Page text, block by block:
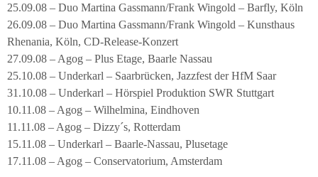
25.09.08 – Duo Martina Gassmann/Frank Wingold – Barfly, Köln
26.09.08 – Duo Martina Gassmann/Frank Wingold – Kunsthaus
Rhenania, Köln, CD-Release-Konzert
27.09.08 – Agog – Plus Etage, Baarle Nassau
25.10.08 – Underkarl – Saarbrücken, Jazzfest der HfM Saar
31.10.08 – Underkarl – Hörspiel Produktion SWR Stuttgart
10.11.08 – Agog – Wilhelmina, Eindhoven
11.11.08 – Agog – Dizzy´s, Rotterdam
15.11.08 – Underkarl – Baarle-Nassau, Plusetage
17.11.08 – Agog – Conservatorium, Amsterdam